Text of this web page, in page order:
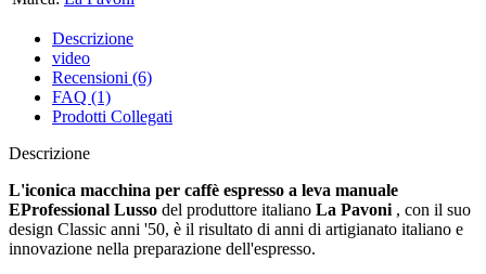
Descrizione
video
Recensioni (6)
FAQ (1)
Prodotti Collegati
Descrizione
L'iconica macchina per caffè espresso a leva manuale
EProfessional Lusso del produttore italiano La Pavoni , con il suo
design Classic anni '50, è il risultato di anni di artigianato italiano e
innovazione nella preparazione dell'espresso.